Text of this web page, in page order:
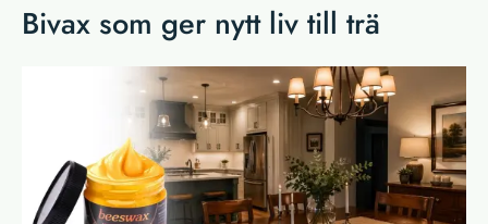
Bivax som ger nytt liv till trä